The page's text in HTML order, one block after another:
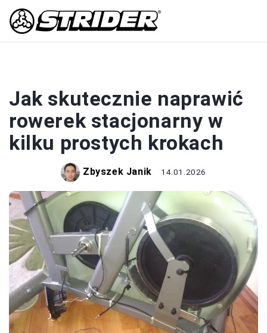
Jak skutecznie naprawić
rowerek stacjonarny w
kilku prostych krokach
Zbyszek Janik 14.01.2026